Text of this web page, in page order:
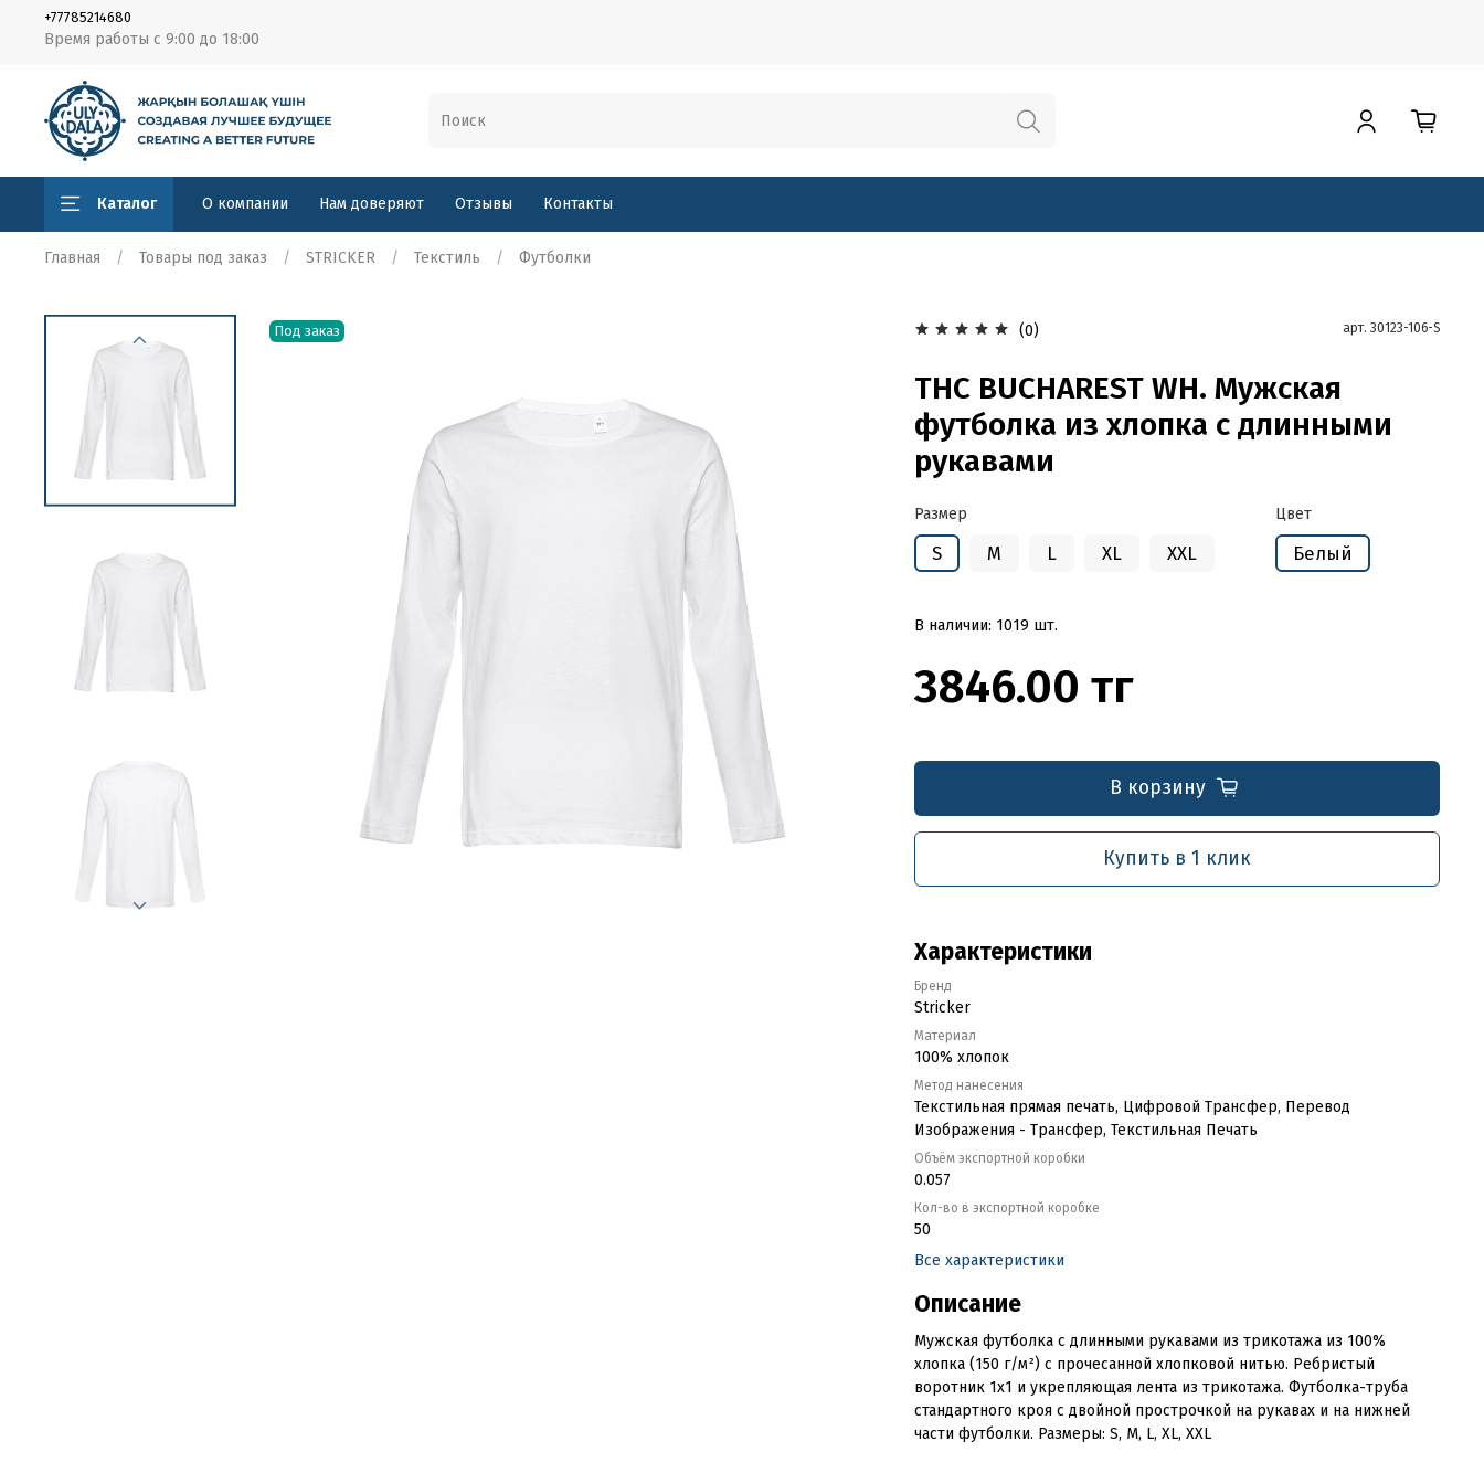
Время работы с 9:00 до 18:00
+77785214680
Каталог О компании Нам доверяют Отзывы Контакты
Главная Товары под заказ STRICKER Текстиль Футболки
Под заказ (0) арт. 30123-106-S
THC BUCHAREST WH. Мужская
футболка из хлопка с длинными
рукавами
Размер
S M L XL XXL
Цвет
Белый
В наличии: 1019 шт.
3846.00 тг
В корзину
Купить в 1 клик
Характеристики
Бренд
Stricker
Материал
100% хлопок
Метод нанесения
Текстильная прямая печать, Цифровой Трансфер, Перевод
Изображения - Трансфер, Текстильная Печать
Объём экспортной коробки
0.057
Кол-во в экспортной коробке
50
Все характеристики
Описание
Мужская футболка с длинными рукавами из трикотажа из 100%
хлопка (150 г/м²) с прочесанной хлопковой нитью. Ребристый
воротник 1x1 и укрепляющая лента из трикотажа. Футболка-труба
стандартного кроя с двойной прострочкой на рукавах и на нижней
части футболки. Размеры: S, M, L, XL, XXL